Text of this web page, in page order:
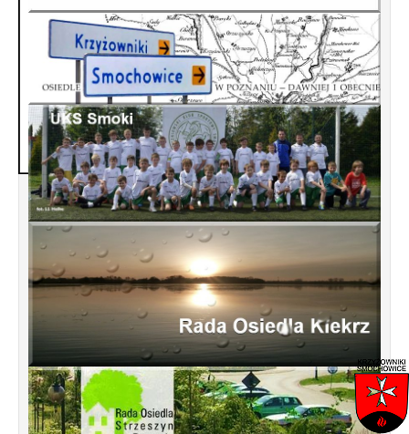
Jak palić w piecu oszczędnie, bez dymu i
pretensji sąsiadów ? Kliknij